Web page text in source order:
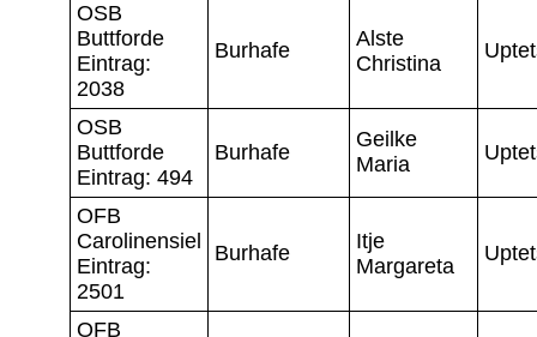
OSB
Buttforde
Eintrag:
2038
Burhafe
Alste
Christina
OSB
Buttforde
Eintrag: 494
Burhafe
Geilke
Maria
OFB
Carolinensiel
Eintrag:
2501
Burhafe
Itje
Margareta
OFB